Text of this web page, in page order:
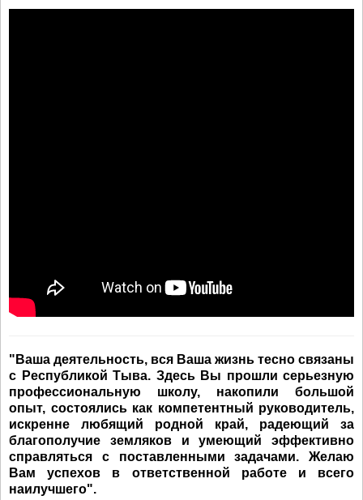
"Ваша деятельность, вся Ваша жизнь тесно связаны
с Республикой Тыва. Здесь Вы прошли серьезную
профессиональную школу, накопили большой
опыт, состоялись как компетентный руководитель,
искренне любящий родной край, радеющий за
благополучие земляков и умеющий эффективно
справляться с поставленными задачами. Желаю
Вам успехов в ответственной работе и всего
наилучшего".